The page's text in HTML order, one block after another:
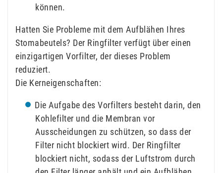
können.
Hatten Sie Probleme mit dem Aufblähen Ihres
Stomabeutels? Der Ringfilter verfügt über einen
einzigartigen Vorfilter, der dieses Problem
reduziert.
Die Kerneigenschaften:
Die Aufgabe des Vorfilters besteht darin, den
Kohlefilter und die Membran vor
Ausscheidungen zu schützen, so dass der
Filter nicht blockiert wird. Der Ringfilter
blockiert nicht, sodass der Luftstrom durch